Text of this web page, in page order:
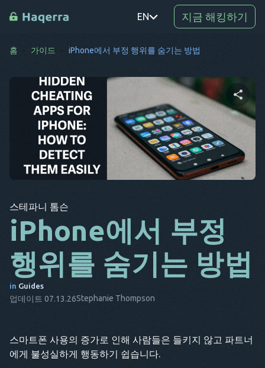
EN
RO
DE
SV
AR
BG
NL
지금 해킹하기
홈 가이드 iPhone에서 부정 행위를 숨기는 방법
이 문서 공유하기
Facebook 링크 복사
스테파니 톰슨
iPhone에서 부정
행위를 숨기는 방법
in Guides
업데이트 07.13.26Stephanie Thompson
스마트폰 사용의 증가로 인해 사람들은 들키지 않고 파트너
에게 불성실하게 행동하기 쉽습니다.